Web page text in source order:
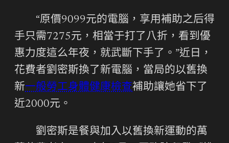
“原價9099元的電腦，享用補助之后得
手只需7275元，相當于打了八折，看到優
惠力度這么年夜，就武斷下手了。”近日，
花費者劉密斯換了新電腦，當局的以舊換
新一般勞工身體健康檢查補助讓她省下了
近2000元。
劉密斯是餐與加入以舊換新運動的萬